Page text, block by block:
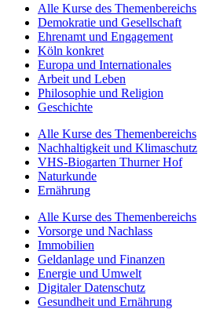
Alle Kurse des Themenbereichs
Demokratie und Gesellschaft
Ehrenamt und Engagement
Köln konkret
Europa und Internationales
Arbeit und Leben
Philosophie und Religion
Geschichte
Alle Kurse des Themenbereichs
Nachhaltigkeit und Klimaschutz
VHS-Biogarten Thurner Hof
Naturkunde
Ernährung
Alle Kurse des Themenbereichs
Vorsorge und Nachlass
Immobilien
Geldanlage und Finanzen
Energie und Umwelt
Digitaler Datenschutz
Gesundheit und Ernährung